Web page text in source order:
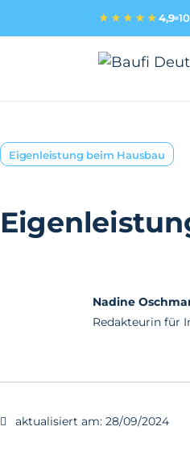
★★★★★ 4,9
Eigenleistung beim Hausbau
Nadine
Redakteurin für
aktualisiert am: 28/09/2024